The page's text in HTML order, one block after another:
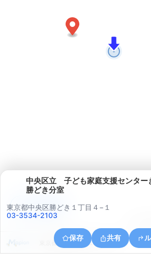
中央区立 子ども家庭支援センター
勝どき分室
東京都中央区勝どき１丁目４−１
03-3534-2103
保存 共有
東京都江東区東雲１丁目１０
アプリで見る